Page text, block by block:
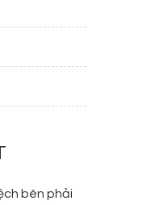
bên phải